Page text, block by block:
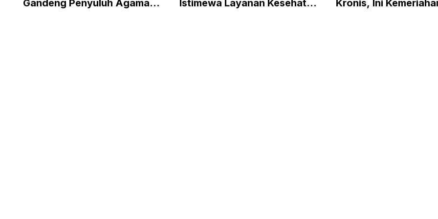
Gandeng Penyuluh Agama
Istimewa Layanan Kesehatan
Kronis, Ini